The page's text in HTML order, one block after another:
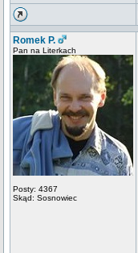
Romek P.
Pan na Literkach
Posty: 4367
Skąd: Sosnowiec